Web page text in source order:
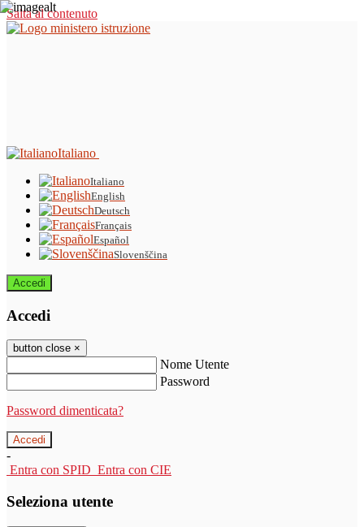
Salta al contenuto
Italiano
Italiano
English
Deutsch
Français
Español
Slovenščina
Accedi
Accedi
button close ×
Nome Utente
Password
Password dimenticata?
-
Entra con SPID Entra con CIE
Seleziona utente